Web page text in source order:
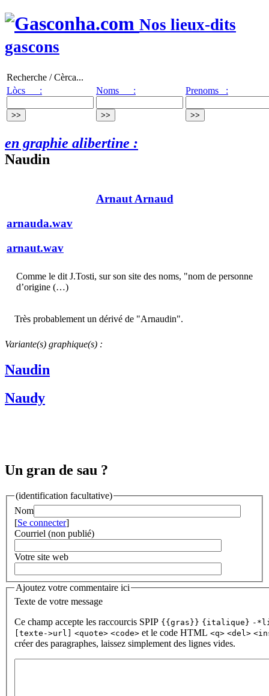
Nos lieux-dits
gascons
Recherche / Cèrca...
Lòcs :
Noms : Prenoms :
en graphie alibertine :
Naudin
Arnaut Arnaud
arnauda.wav
arnaut.wav
Comme le dit J.Tosti, sur son site des noms, "nom de personne
d’origine (…)
Très probablement un dérivé de "Arnaudin".
Variante(s) graphique(s) :
Naudin
Naudy
Un gran de sau ?
(identification facultative)
Nom
[Se connecter]
Courriel (non publié)
Votre site web
Ajoutez votre commentaire ici
Texte de votre message
Ce champ accepte les raccourcis SPIP {{gras}} {italique} -
[texte->url]
<quote> <code> et le code HTML <q> <del>
créer des paragraphes, laissez simplement des lignes vides.